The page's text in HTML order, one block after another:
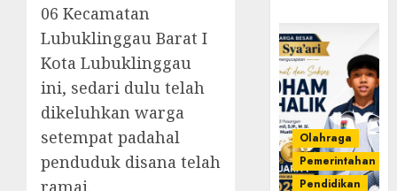
06 Kecamatan
Lubuklinggau Barat I
Kota Lubuklinggau
ini, sedari dulu telah
dikeluhkan warga
setempat padahal
penduduk disana telah
ramai.
Olahraga
Pemerintahan
Pendidikan